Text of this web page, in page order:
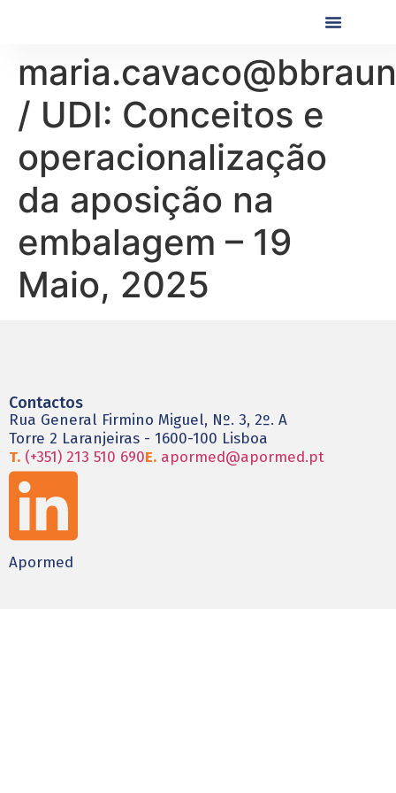
/ UDI: Conceitos e
operacionalização
da aposição na
embalagem – 19
Maio, 2025
Contactos
Rua General Firmino Miguel, Nº. 3, 2º. A
Torre 2 Laranjeiras - 1600-100 Lisboa
T. (+351) 213 510 690E. apormed@apormed.pt
Apormed